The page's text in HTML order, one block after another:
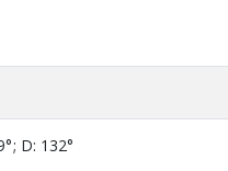
D: 132°